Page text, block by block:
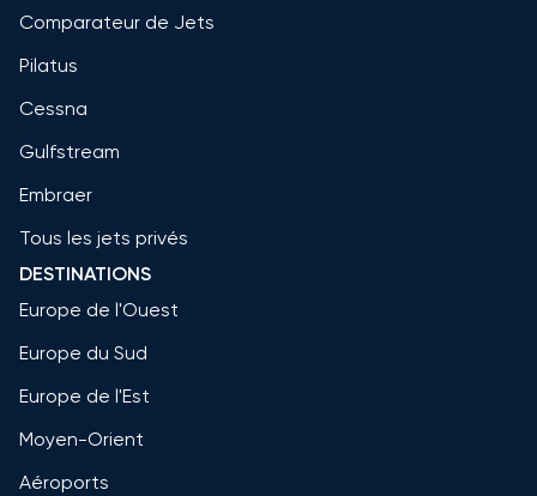
Comparateur de Jets
Pilatus
Cessna
Gulfstream
Embraer
Tous les jets privés
DESTINATIONS
Europe de l'Ouest
Europe du Sud
Europe de l'Est
Moyen-Orient
Aéroports